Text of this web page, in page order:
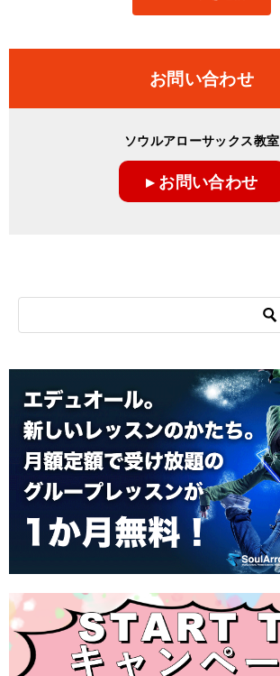
お問い合わせ
ソウルアローサックス教室
▸ お問い合わせ